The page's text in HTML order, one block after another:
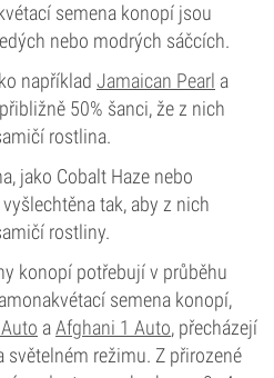
semena konopí jsou
nebo modrých sáčcích.
například Jamaican Pearl a
50% šanci, že z nich
rostlina.
jako Cobalt Haze nebo
tak, aby z nich
rostliny.
konopí potřebují v průběhu
semena konopí,
aAfghani 1 Auto, přecházejí
světelném režimu. Z přirozené